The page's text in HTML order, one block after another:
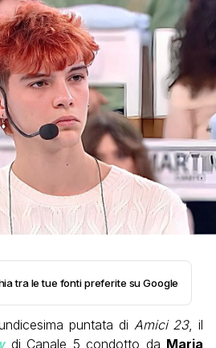
tra le tue fonti preferite su Google
puntata di Amici 23, il
di Canale 5 condotto da Maria